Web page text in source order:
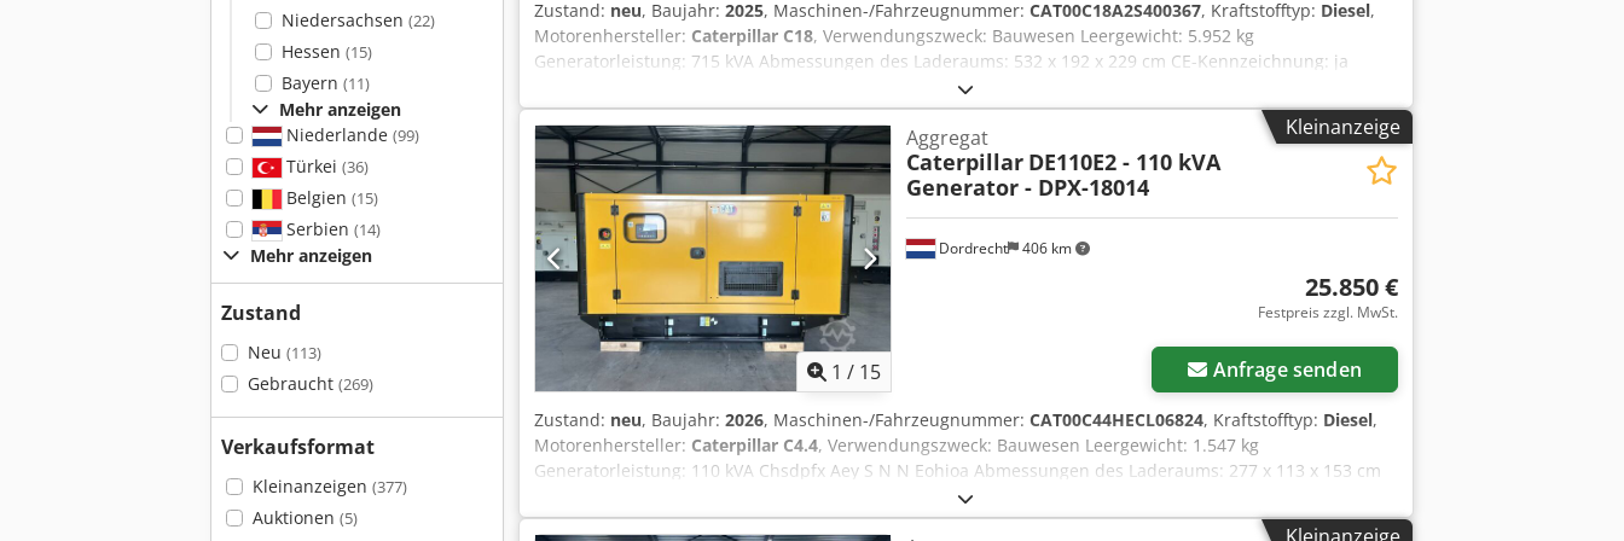
Niedersachsen (22)
Hessen (15)
Bayern (11)
Mehr anzeigen
Niederlande (99)
Türkei (36)
Belgien (15)
Serbien (14)
Mehr anzeigen
Zustand
Neu (113)
Gebraucht (269)
Verkaufsformat
Kleinanzeigen (377)
Auktionen (5)
Zustand: neu, Baujahr: 2025, Maschinen-/Fahrzeugnummer: CAT00C18A2S400367, Kraftstofftyp: Diesel,
Motorenhersteller: Caterpillar C18, Verwendungszweck: Bauwesen Leergewicht: 5.952 kg
Generatorleistung: 715 kVA Abmessungen des Laderaums: 532 x 192 x 229 cm CE-Kennzeichnung: ja
Wassertankvolumen: 1082 l Cedpfx Aoy Ttpfehioha Wenden Sie sich an Team DPX, um weitere
Informationen zu erhalten. = Weitere Optionen und Zubehör = - Battery - Control Panel - Stahldach -
Tanker
Kleinanzeige
1 / 15
Dordrecht 406 km
Aggregat
Caterpillar DE110E2 - 110 kVA
Generator - DPX-18014
25.850 €
Festpreis zzgl. MwSt.
Anfrage senden
Zustand: neu, Baujahr: 2026, Maschinen-/Fahrzeugnummer: CAT00C44HECL06824, Kraftstofftyp: Diesel,
Motorenhersteller: Caterpillar C4.4, Verwendungszweck: Bauwesen Leergewicht: 1.547 kg
Generatorleistung: 110 kVA Chsdpfx Aey S N N Eohioa Abmessungen des Laderaums: 277 x 113 x 153 cm
CE-Kennzeichnung: ja Wassertankvolumen: 250 l Wenden Sie sich an Team DPX, um weitere
Informationen zu erhalten. = Weitere Optionen und Zubehör = - Battery - Control Panel - Stahldach -